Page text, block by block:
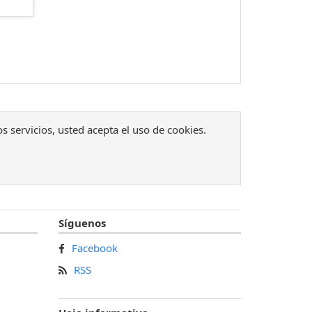
servicios, usted acepta el uso de cookies.
Síguenos
Facebook
RSS